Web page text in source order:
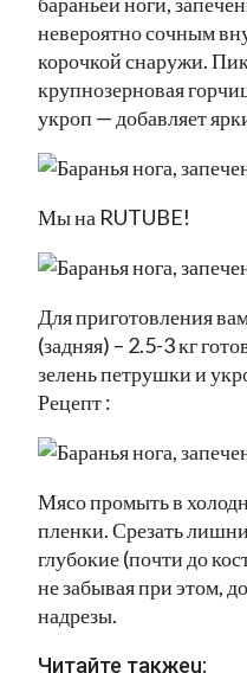
невероятно сочным
корочкой снаружи.
крупнозерновая
укроп — добавляет
Мы на RUTUBE!
Для приготовления
(задняя) – 2.5-3 кг
зелень петрушки и
Рецепт :
Мясо промыть в
пленки. Срезать
глубокие (почти до
не забывая при этом,
надрезы.
Читайте такжеu: